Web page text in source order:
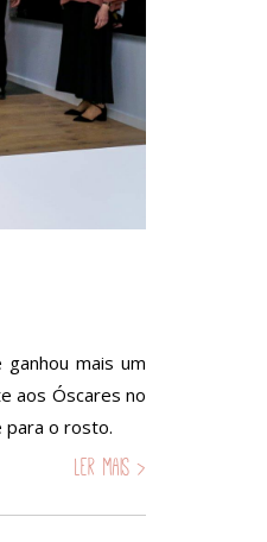
mais um
aos Óscares no
para o rosto.
Ler mais >